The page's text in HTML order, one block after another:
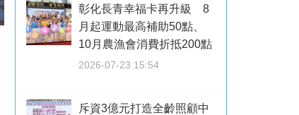
彰化長青幸福卡再升級 8
月起運動最高補助50點、
10月農漁會消費折抵200點
2026-07-23 15:54
斥資3億元打造全齡照顧中